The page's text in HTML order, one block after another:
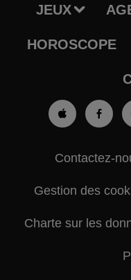
JEUX
HOROSCOPE
Contactez-
Gestion des
Charte sur les